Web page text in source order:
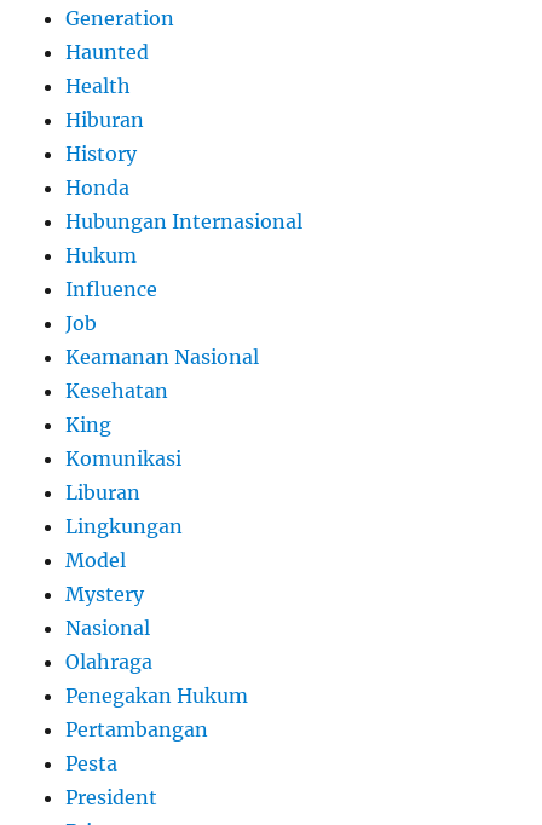
Generation
Haunted
Health
Hiburan
History
Honda
Hubungan Internasional
Hukum
Influence
Job
Keamanan Nasional
Kesehatan
King
Komunikasi
Liburan
Lingkungan
Model
Mystery
Nasional
Olahraga
Penegakan Hukum
Pertambangan
Pesta
President